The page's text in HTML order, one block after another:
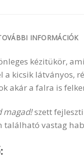
INFORMÁCIÓK
kézitükör,
a kicsik látványos,
akár a falra is
magad!szett
található vastag